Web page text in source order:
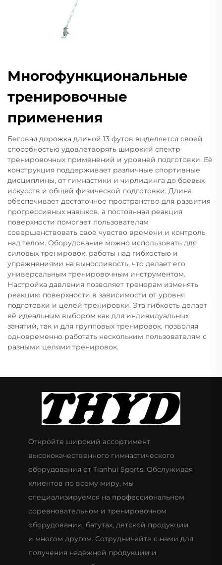
Многофункциональные
тренировочные
применения
Беговая дорожка длиной 13 футов выделяется своей
способностью удовлетворять широкий спектр
тренировочных применений и уровней подготовки. Её
конструкция поддерживает различные спортивные
дисциплины, от гимнастики и чирлидинга до боевых
искусств и общей физической подготовки. Длина
обеспечивает достаточное пространство для развития
прогрессивных навыков, а постоянная реакция
поверхности помогает пользователям
совершенствовать своё чувство времени и контроль
над телом. Оборудование можно использовать для
силовых тренировок, работы над гибкостью и
упражнениями на выносливость, что делает его
универсальным тренировочным инструментом.
Настройка давления позволяет тренерам изменять
реакцию поверхности в зависимости от уровня
подготовки и целей тренировки. Эта гибкость делает
её идеальным выбором как для индивидуальных
занятий, так и для групповых тренировок, позволяя
одновременно работать нескольким пользователям с
разными целями тренировок.
Откройте широкий ассортимент
высококачественного гимнастического
оборудования от Tianhui Sports. Обслуживая
клиентов по всему миру, мы
специализируемся на профессиональном
соревновательном и тренировочном
оборудовании, батутах, детской продукции
и многом другом. Сотрудничайте с нами для
получения надежной продукции и